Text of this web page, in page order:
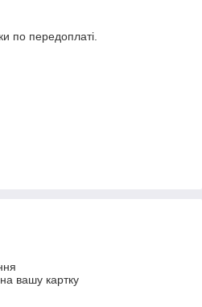
по передоплаті.
вашу картку